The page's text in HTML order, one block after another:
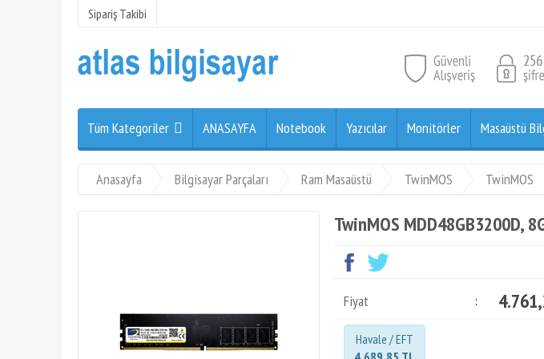
Sipariş Takibi
Tüm Kategoriler ANASAYFA Notebook Yazıcılar Monitörler Masaüstü
Anasayfa Bilgisayar Parçaları Ram Masaüstü TwinMOS TwinMOS
TwinMOS MDD48GB3200D,
Fiyat :
Havale / EFT